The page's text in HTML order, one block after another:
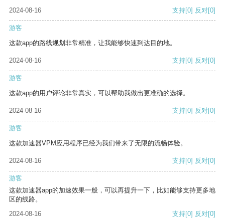
2024-08-16 支持[0] 反对[0]
游客
这款app的路线规划非常精准，让我能够快速到达目的地。
2024-08-16 支持[0] 反对[0]
游客
这款app的用户评论非常真实，可以帮助我做出更准确的选择。
2024-08-16 支持[0] 反对[0]
游客
这款加速器VPM应用程序已经为我们带来了无限的流畅体验。
2024-08-16 支持[0] 反对[0]
游客
这款加速器app的加速效果一般，可以再提升一下，比如能够支持更多地
区的线路。
2024-08-16
支持[0] 反对[0]